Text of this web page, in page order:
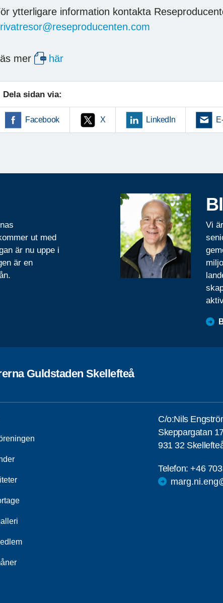
ytterligare information kontakta
mer här
Dela sidan via:
Facebook X LinkedIn
ut med
är nu uppe i
är en
Vi
Guldstaden Skellefteå
C/o:Nils
Skeppargatan
931 32
Telefon:+46